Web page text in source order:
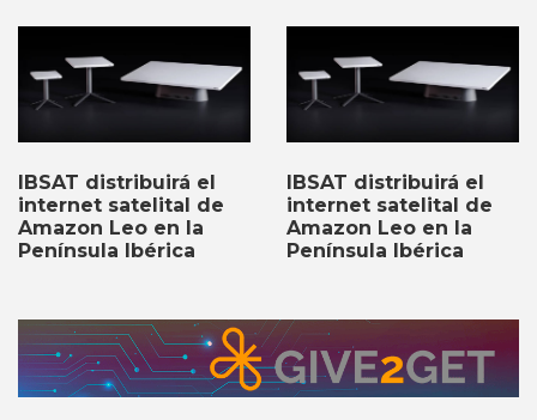
IBSAT distribuirá el
internet satelital de
Amazon Leo en la
Península Ibérica
IBSAT distribuirá el
internet satelital de
Amazon Leo en la
Península Ibérica